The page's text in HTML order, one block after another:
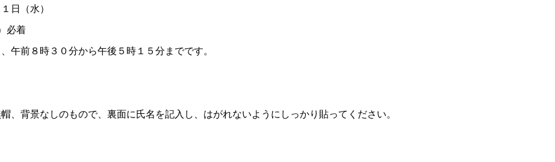
日（水）
必着
前８時３０分から午後５時１５分までです。
背景なしのもので、裏面に氏名を記入し、はがれないようにしっかり貼ってください。